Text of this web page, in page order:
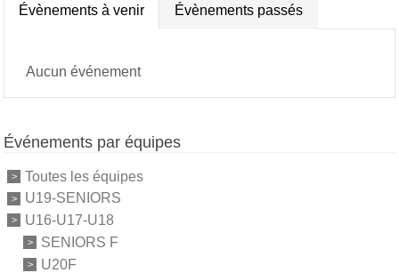
Évènements à venir Évènements passés
Aucun événement
Événements par équipes
Toutes les équipes
U19-SENIORS
U16-U17-U18
SENIORS F
U20F